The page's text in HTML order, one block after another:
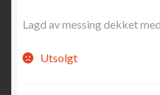
Lagd av messing dekket
Utsolgt